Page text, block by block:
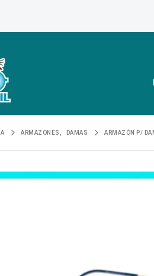
ARMAZONES DAMAS ARMAZÓN P/